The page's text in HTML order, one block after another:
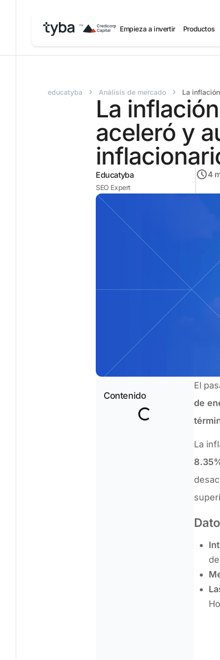
Empieza a invertir Productos
educatyba › Análisis de mercado › La
La
aceleró y
Educatyba
SEO Expert
4
Contenido
El
de
La